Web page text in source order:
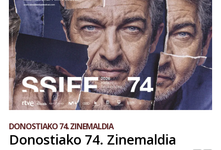
DONOSTIAKO 74. ZINEMALDIA
Donostiako 74. Zinemaldia